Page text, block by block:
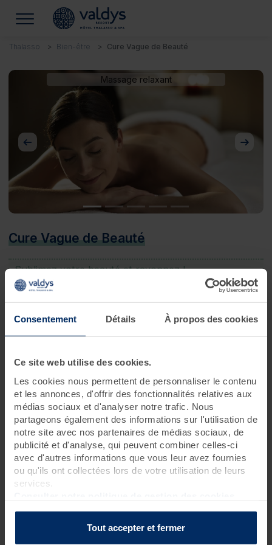
Consentement Détails À propos des cookies
Ce site web utilise des cookies.
Les cookies nous permettent de personnaliser le contenu
et les annonces, d'offrir des fonctionnalités relatives aux
médias sociaux et d'analyser notre trafic. Nous
partageons également des informations sur l'utilisation de
notre site avec nos partenaires de médias sociaux, de
publicité et d'analyse, qui peuvent combiner celles-ci
avec d'autres informations que vous leur avez fournies
ou qu'ils ont collectées lors de votre utilisation de leurs
services.
Tout accepter et fermer
Thalasso Bien-être Cure Vague de Beauté
Massage relaxant
Précédent
Cure Vague de Beauté
Sublimez votre beauté et rayonnez !
6 jours • 18 soins
Un programme qui allie soins beauté et soins thalasso zen pour
vous apporter la plus grande détente. Votre visage est radieux
et votre corps est relaxé. Vous resplendissez de beauté !
Programme des soins
Soins thalasso
3 bains hydromassants aux cristaux de mer ou à la gelée
d'algues ?
3 enveloppements nacre et hibiscus sur matelas d'eau
chauffant ?
3 hydrorelax ?
1 massage shiatsu visage et crâne aux fleurs de Bach (20